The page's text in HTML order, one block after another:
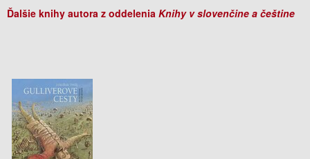
Ďalšie knihy autora z oddelenia Knihy v slovenčine a češtine